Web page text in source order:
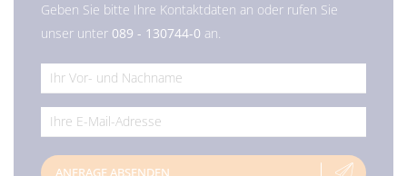
Geben Sie bitte Ihre Kontaktdaten an oder rufen Sie
unser unter 089 - 130744-0 an.
ANFRAGE ABSENDEN